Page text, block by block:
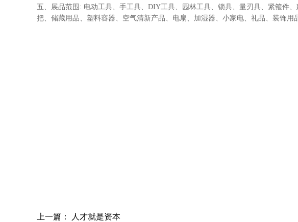
五、展品范围: 电动工具、手工具、DIY工具、园林工具、锁具、量刃具、紧箍件
把、储藏用品、塑料容器、空气清新产品、电扇、加湿器、小家电、礼品、装饰用
上一篇：
人才就是资本